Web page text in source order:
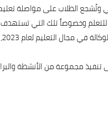
وتُشجع الطلاب على مواصلة
وخصوصاً تلك التي تستهدف
مجموعة من الأنشطة